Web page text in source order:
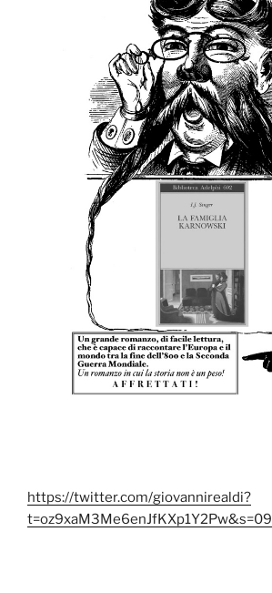
https://twitter.com/giovannirealdi?
t=oz9xaM3Me6enJfKXp1Y2Pw&s=09